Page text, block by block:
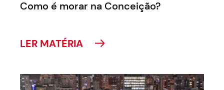
Como é morar na Conceição?
LER MATÉRIA